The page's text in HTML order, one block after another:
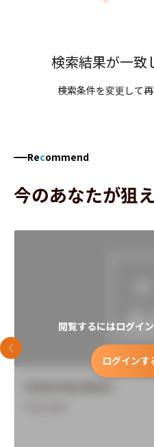
検索結果が一致
検索条件を変更して
Recommend
今のあなたが狙
閲覧するにはログイ
ログインす
前のスライド